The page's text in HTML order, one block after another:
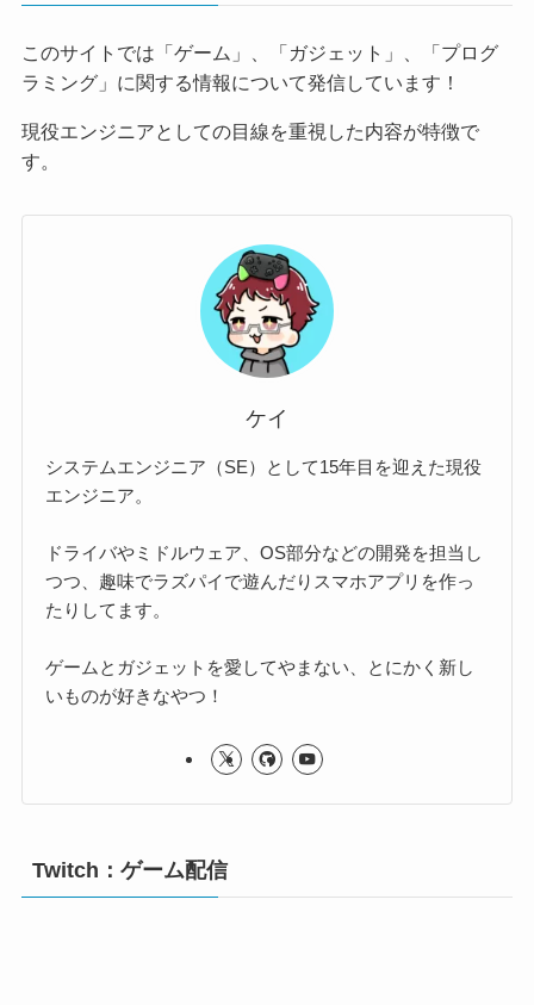
このサイトでは「ゲーム」、「ガジェット」、「プログ
ラミング」に関する情報について発信しています！
現役エンジニアとしての目線を重視した内容が特徴で
す。
ケイ
システムエンジニア（SE）として15年目を迎えた現役
エンジニア。
ドライバやミドルウェア、OS部分などの開発を担当し
つつ、趣味でラズパイで遊んだりスマホアプリを作っ
たりしてます。
ゲームとガジェットを愛してやまない、とにかく新し
いものが好きなやつ！
Twitch：ゲーム配信